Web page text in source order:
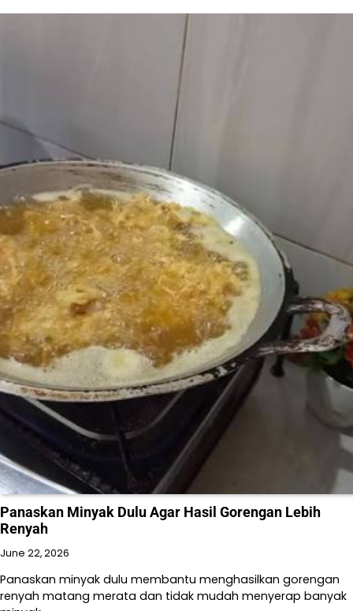
Panaskan Minyak Dulu Agar Hasil Gorengan Lebih
Renyah
June 22, 2026
Panaskan minyak dulu membantu menghasilkan gorengan
renyah matang merata dan tidak mudah menyerap banyak